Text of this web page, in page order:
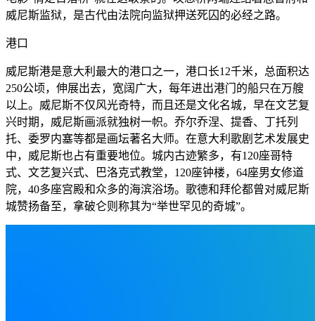
威尼斯监狱，是古代由法院向监狱押送死囚的必经之路。
港口
威尼斯港是意大利最大的港口之一，港口长12千米，总面积达
250公顷，伸展出去，宽阔广大，每年进出港门的船只在万艘
以上。威尼斯不仅风光奇特，而且还是文化名城，早在文艺复
兴时期，威尼斯画派就独树一帜。乔尔乔涅、提香、丁托列
托、委罗内塞等都是画坛著名大师。在意大利歌剧艺术发展史
中，威尼斯也占有重要地位。城内古迹繁多，有120座哥特
式、文艺复兴式、巴洛克式教堂，120座钟楼，64座男女修道
院，40多座宫殿和众多的海滨浴场。歌德和拜伦都曾对威尼斯
城赞扬备至，拿破仑则称其为“举世罕见的奇城”。